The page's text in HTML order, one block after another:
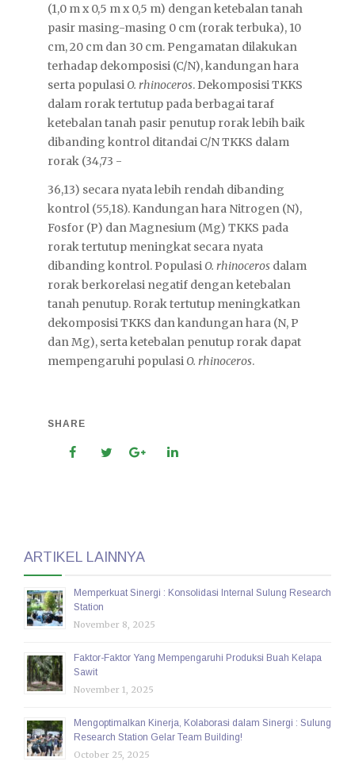
(1,0 m x 0,5 m x 0,5 m) dengan ketebalan tanah
pasir masing-masing 0 cm (rorak terbuka), 10
cm, 20 cm dan 30 cm. Pengamatan dilakukan
terhadap dekomposisi (C/N), kandungan hara
serta populasi O. rhinoceros. Dekomposisi TKKS
dalam rorak tertutup pada berbagai taraf
ketebalan tanah pasir penutup rorak lebih baik
dibanding kontrol ditandai C/N TKKS dalam
rorak (34,73 -
36,13) secara nyata lebih rendah dibanding
kontrol (55,18). Kandungan hara Nitrogen (N),
Fosfor (P) dan Magnesium (Mg) TKKS pada
rorak tertutup meningkat secara nyata
dibanding kontrol. Populasi O. rhinoceros dalam
rorak berkorelasi negatif dengan ketebalan
tanah penutup. Rorak tertutup meningkatkan
dekomposisi TKKS dan kandungan hara (N, P
dan Mg), serta ketebalan penutup rorak dapat
mempengaruhi populasi O. rhinoceros.
SHARE
ARTIKEL LAINNYA
Memperkuat Sinergi : Konsolidasi Internal Sulung Research
Station
November 8, 2025
Faktor-Faktor Yang Mempengaruhi Produksi Buah Kelapa
Sawit
November 1, 2025
Mengoptimalkan Kinerja, Kolaborasi dalam Sinergi : Sulung
Research Station Gelar Team Building!
October 25, 2025